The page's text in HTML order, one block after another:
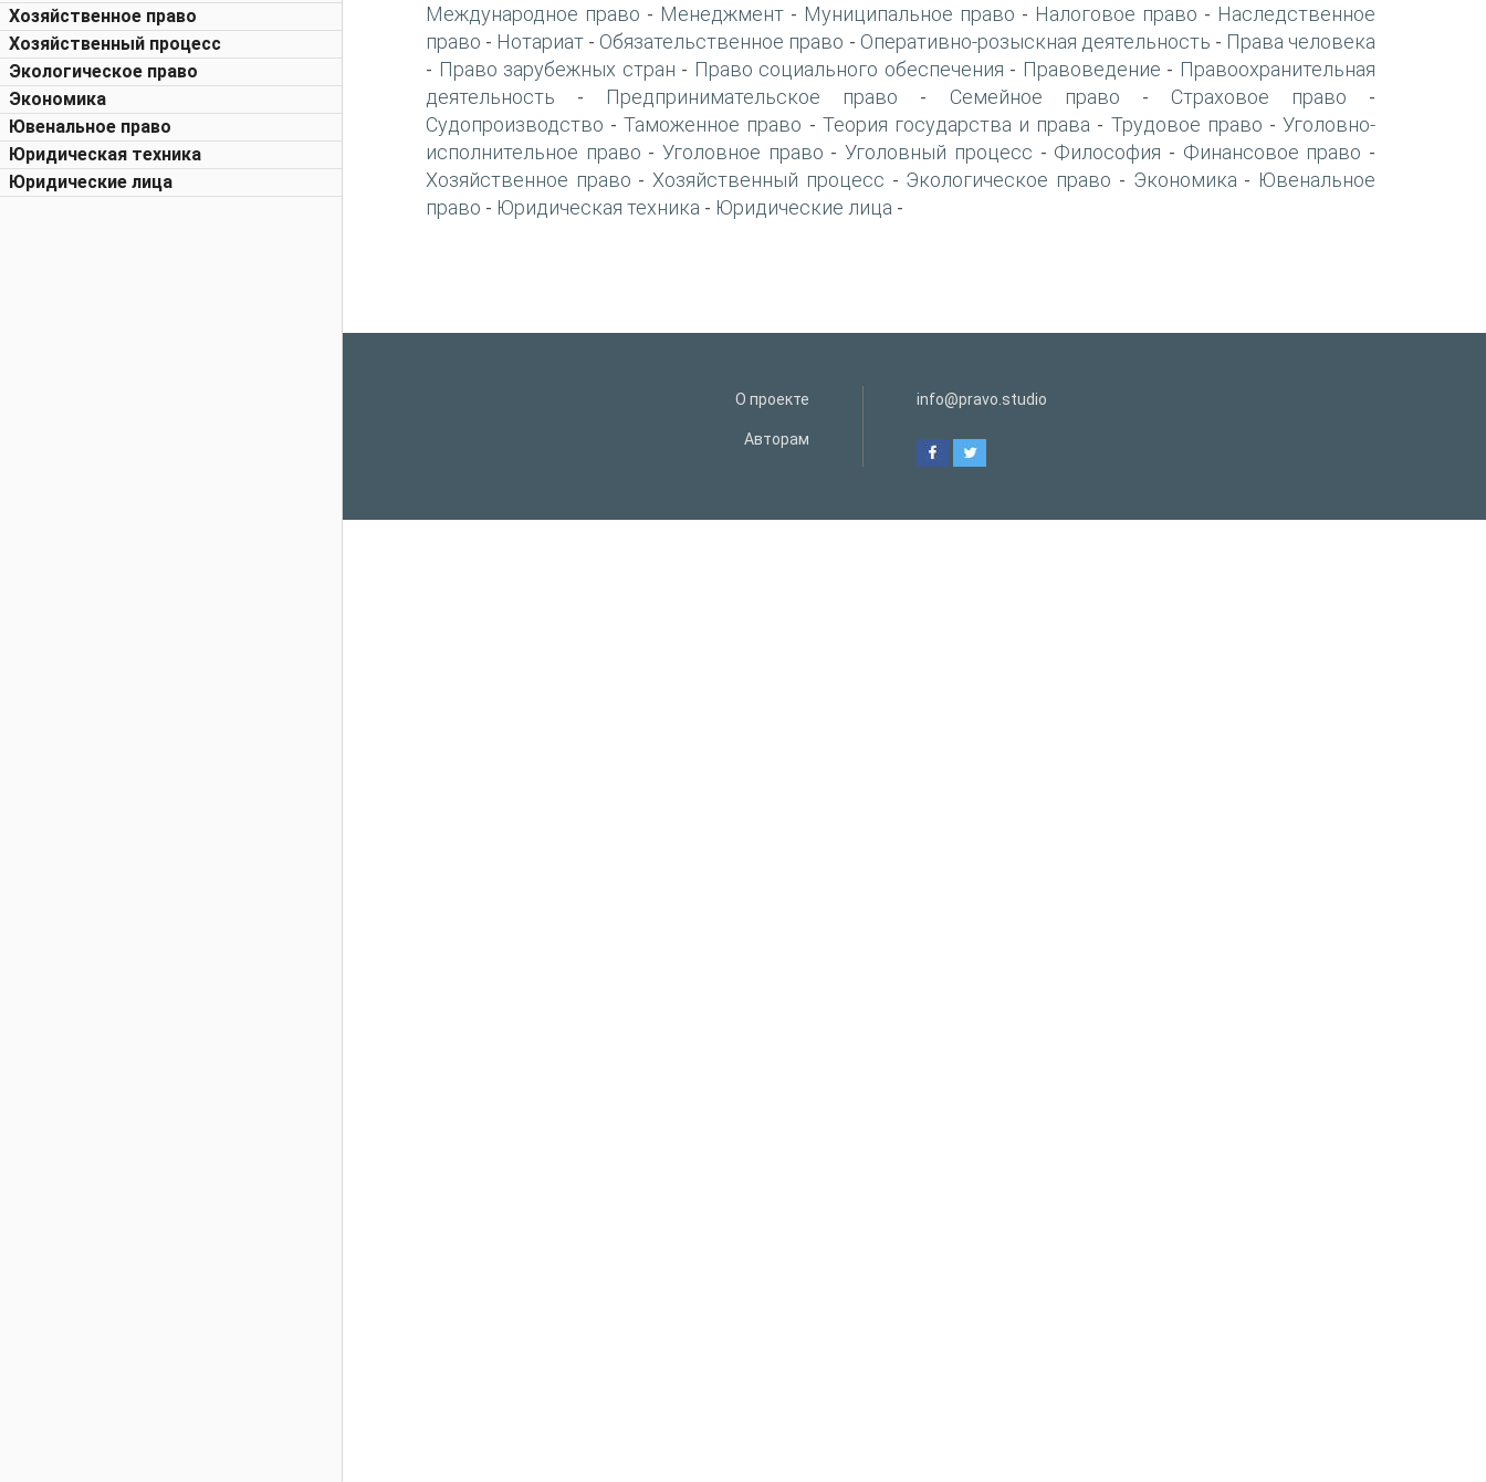
Хозяйственное право
Хозяйственный процесс
Экологическое право
Экономика
Ювенальное право
Юридическая техника
Юридические лица
Международное право - Менеджмент - Муниципальное право - Налоговое право - Наследственное
право - Нотариат - Обязательственное право - Оперативно-розыскная деятельность - Права человека
- Право зарубежных стран - Право социального обеспечения - Правоведение - Правоохранительная
деятельность - Предпринимательское право - Семейное право - Страховое право -
Судопроизводство -Таможенное право - Теория государства и права - Трудовое право -Уголовно-
исполнительное право -Уголовное право -Уголовный процесс - Философия - Финансовое право -
Хозяйственное право - Хозяйственный процесс - Экологическое право - Экономика - Ювенальное
право - Юридическая техника - Юридические лица -
О проекте
Авторам
info@pravo.studio